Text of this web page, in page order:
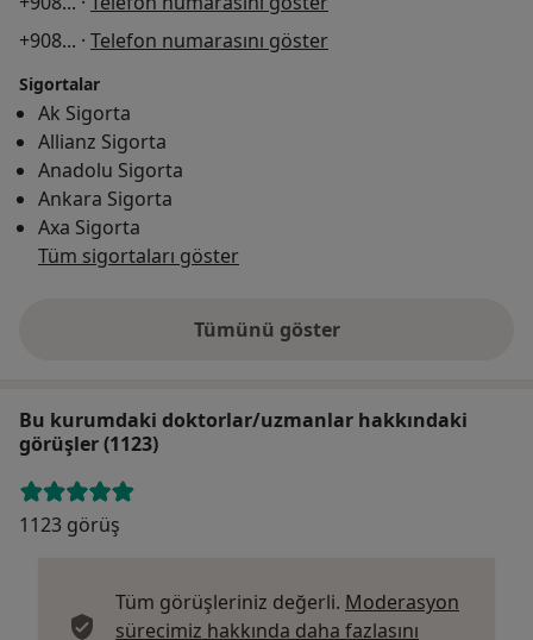
+908... · Telefon numarasını göster
Sigortalar
Ak Sigorta
Allianz Sigorta
Anadolu Sigorta
Ankara Sigorta
Axa Sigorta
Tüm sigortaları göster
Tümünü göster
Bu kurumdaki doktorlar/uzmanlar hakkındaki
görüşler (1123)
1123 görüş
Tüm görüşleriniz değerli. Moderasyon
sürecimiz hakkında daha fazlasını